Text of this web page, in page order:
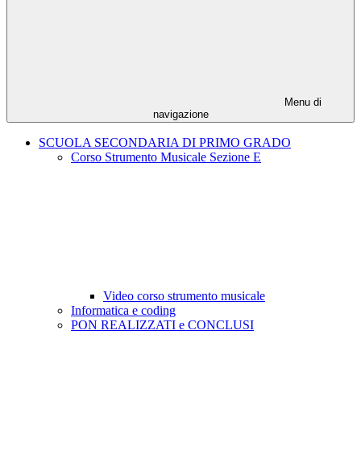
Menu di
navigazione
SCUOLA SECONDARIA DI PRIMO GRADO
Corso Strumento Musicale Sezione E
Video corso strumento musicale
Informatica e coding
PON REALIZZATI e CONCLUSI